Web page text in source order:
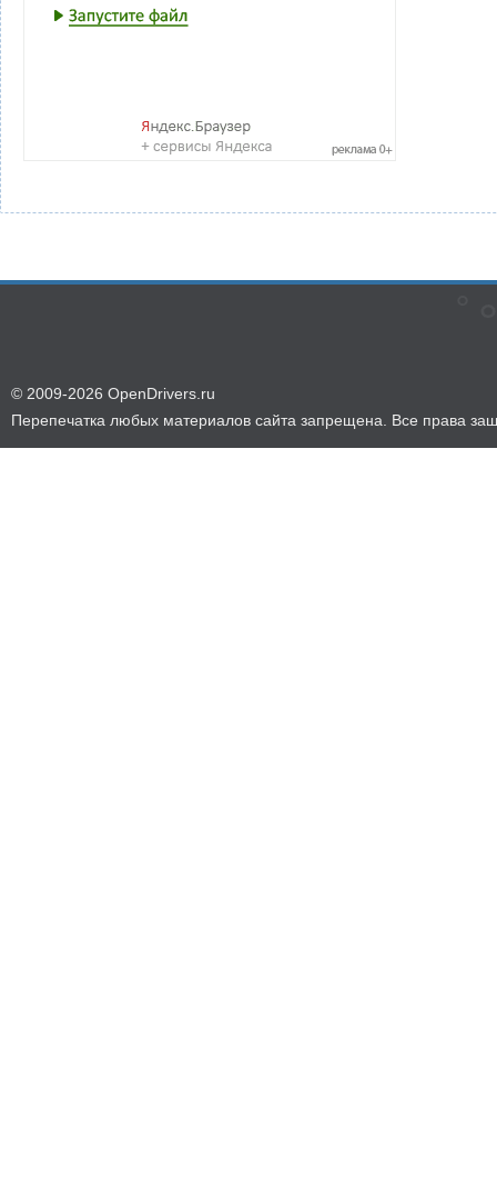
© 2009-2026 OpenDrivers.ru
Перепечатка любых материалов сайта запрещена. Все права